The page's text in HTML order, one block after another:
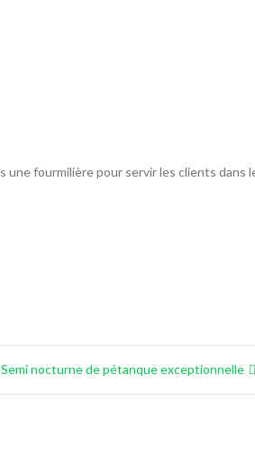
fourmilière pour servir les clients dans
Semi nocturne de pétanque exceptionnelle